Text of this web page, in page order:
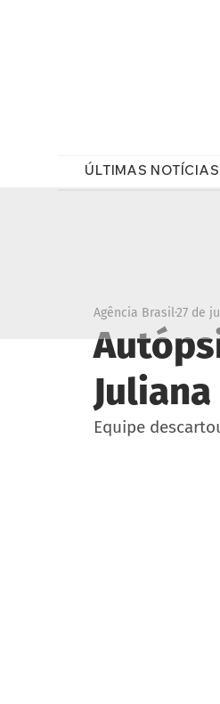
ÚLTIMAS NOTÍCIAS
Agência Brasil27 de
Equipe